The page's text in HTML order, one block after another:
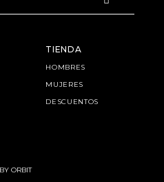
TIENDA
HOMBRES
MUJERES
DESCUENTOS
ORBIT